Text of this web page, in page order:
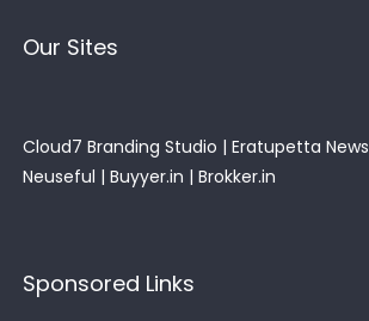
Our Sites
Cloud7 Branding Studio | Eratupetta News
Neuseful | Buyyer.in | Brokker.in
Sponsored Links